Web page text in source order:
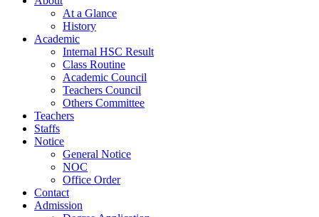
At a Glance
History
Academic
Internal HSC Result
Class Routine
Academic Council
Teachers Council
Others Committee
Teachers
Staffs
Notice
General Notice
NOC
Office Order
Contact
Admission